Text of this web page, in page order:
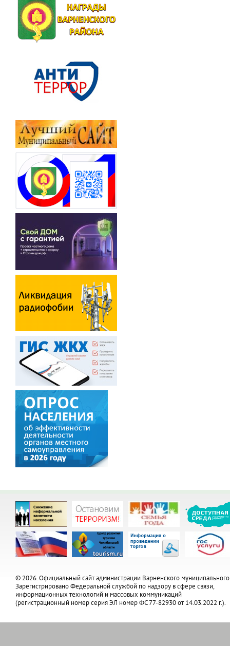
© 2026. Официальный сайт администрации Варненского муниципального
Зарегистрировано Федеральной службой по надзору в сфере связи,
информационных технологий и массовых коммуникаций
(регистрационный номер серия ЭЛ номер ФС 77-82930 от 14.03.2022 г.).